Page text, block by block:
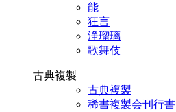
能
狂言
浄瑠璃
歌舞伎
古典複製
古典複製
稀書複製会刊行書